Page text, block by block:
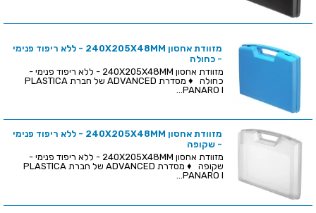
מזוודת אחסון 240X205X48MM - ללא ריפוד פנימי
- כחולה
מזוודת אחסון 240X205X48MM - ללא ריפוד פנימי -
כחולה ♦ מסדרת ADVANCED של חברת PLASTICA
PANARO I...
מזוודת אחסון 240X205X48MM - ללא ריפוד פנימי
- שקופה
מזוודת אחסון 240X205X48MM - ללא ריפוד פנימי -
שקופה ♦ מסדרת ADVANCED של חברת PLASTICA
PANARO I...